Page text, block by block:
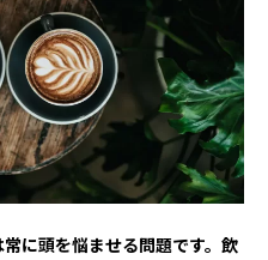
に頭を悩ませる問題です。飲